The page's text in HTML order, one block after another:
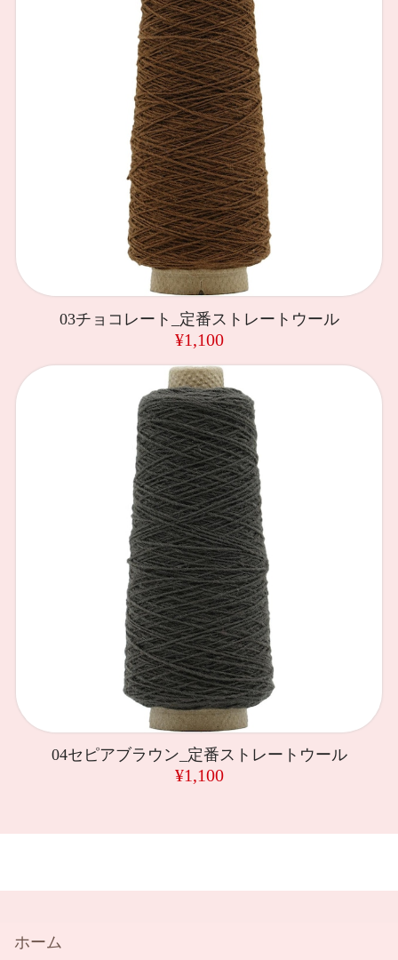
03チョコレート_定番ストレートウール
¥1,100
04セピアブラウン_定番ストレートウール
¥1,100
ホーム